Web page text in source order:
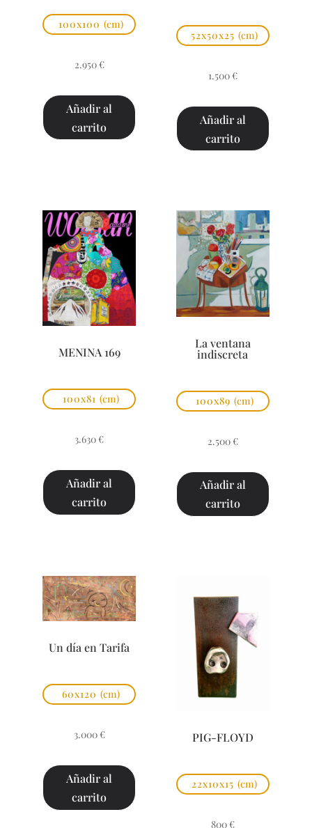
100x100 (cm)
2.950 €
Añadir al
carrito
52x50x25 (cm)
1.500 €
Añadir al
carrito
MENINA 169
100x81 (cm)
3.630 €
Añadir al
carrito
La ventana
indiscreta
100x89 (cm)
2.500 €
Añadir al
carrito
Un día en Tarifa
60x120 (cm)
3.000 €
Añadir al
carrito
PIG-FLOYD
22x10x15 (cm)
800 €